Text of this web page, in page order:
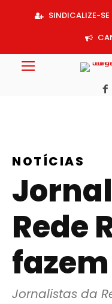
SINDICALIZE-SE
NOTÍCIAS
Rede
Jornalistas da